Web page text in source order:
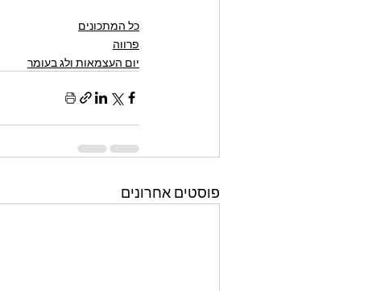
כל המתכונים
פרווה
יום העצמאות ולג בעומר
פוסטים אחרונים